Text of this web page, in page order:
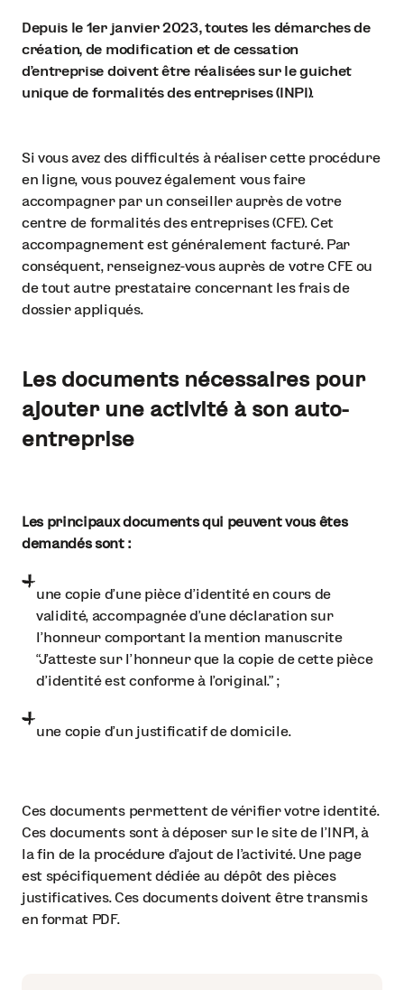
Depuis le 1er janvier 2023, toutes les démarches de
création, de modification et de cessation
d’entreprise doivent être réalisées sur le guichet
unique de formalités des entreprises (INPI).
Si vous avez des difficultés à réaliser cette procédure
en ligne, vous pouvez également vous faire
accompagner par un conseiller auprès de votre
centre de formalités des entreprises (CFE). Cet
accompagnement est généralement facturé. Par
conséquent, renseignez-vous auprès de votre CFE ou
de tout autre prestataire concernant les frais de
dossier appliqués.
Les documents nécessaires pour
ajouter une activité à son auto-
entreprise
Les principaux documents qui peuvent vous êtes
demandés sont :
une copie d’une pièce d’identité en cours de
validité, accompagnée d’une déclaration sur
l’honneur comportant la mention manuscrite
“J’atteste sur l’honneur que la copie de cette pièce
d’identité est conforme à l’original.” ;
une copie d’un justificatif de domicile.
Ces documents permettent de vérifier votre identité.
Ces documents sont à déposer sur le site de l’INPI, à
la fin de la procédure d’ajout de l’activité. Une page
est spécifiquement dédiée au dépôt des pièces
justificatives. Ces documents doivent être transmis
en format PDF.